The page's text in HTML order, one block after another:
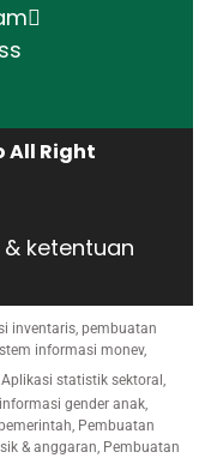
All Right
& ketentuan
inventaris, pembuatan
informasi monev,
statistik sektoral,
gender anak,
Pembuatan
& anggaran, Pembuatan